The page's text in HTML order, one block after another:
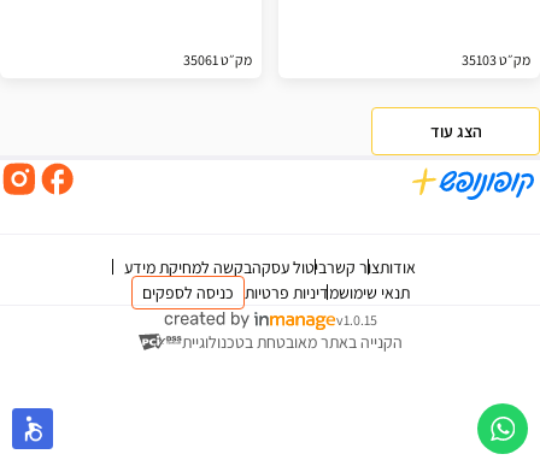
מק״ט 35103 מק״ט 35061
הצג עוד
אודותצור קשרביטול עסקהבקשה למחיקת מידע
תנאי שימושמדיניות פרטיות כניסה לספקים
v1.0.15
הקנייה באתר מאובטחת בטכנולוגיית